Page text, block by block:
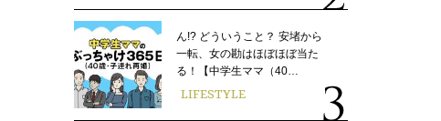
ん!? どういうこと？ 安堵から
一転、女の勘はほぼほぼ当た
る！【中学生ママ（40…
LIFESTYLE